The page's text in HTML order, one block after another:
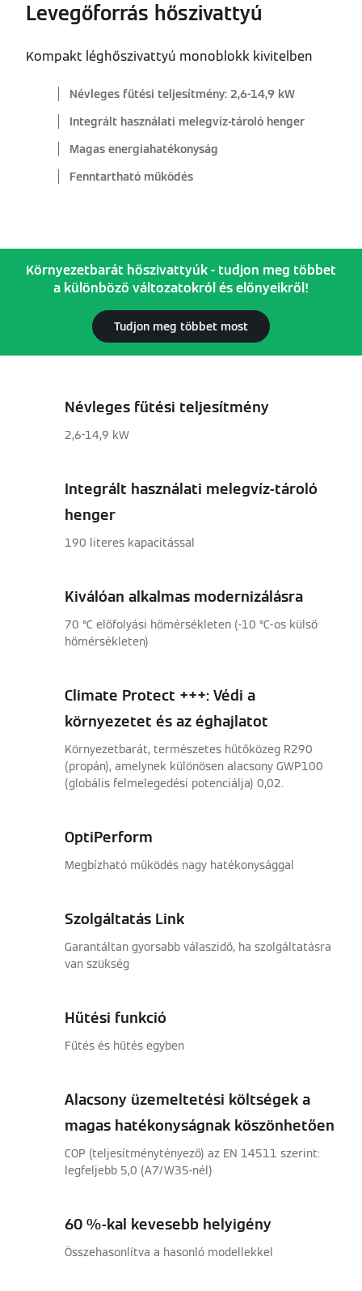
Levegőforrás hőszivattyú
Kompakt léghőszivattyú monoblokk kivitelben
Névleges fűtési teljesítmény: 2,6-14,9 kW
Integrált használati melegvíz-tároló henger
Magas energiahatékonyság
Fenntartható működés
Környezetbarát hőszivattyúk - tudjon meg többet
a különböző változatokról és előnyeikről!
Tudjon meg többet most
Névleges fűtési teljesítmény
2,6-14,9 kW
Integrált használati melegvíz-tároló
henger
190 literes kapacitással
Kiválóan alkalmas modernizálásra
70 °C előfolyási hőmérsékleten (-10 °C-os külső
hőmérsékleten)
Climate Protect +++: Védi a
környezetet és az éghajlatot
Környezetbarát, természetes hűtőközeg R290
(propán), amelynek különösen alacsony GWP100
(globális felmelegedési potenciálja) 0,02.
OptiPerform
Megbízható működés nagy hatékonysággal
Szolgáltatás Link
Garantáltan gyorsabb válaszidő, ha szolgáltatásra
van szükség
Hűtési funkció
Fűtés és hűtés egyben
Alacsony üzemeltetési költségek a
magas hatékonyságnak köszönhetően
COP (teljesítménytényező) az EN 14511 szerint:
legfeljebb 5,0 (A7/W35-nél)
60 %-kal kevesebb helyigény
Összehasonlítva a hasonló modellekkel